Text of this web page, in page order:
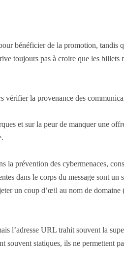
bénéficier de la promotion, tandis
toujours pas à croire que les billets
vérifier la provenance des
et sur la peur de manquer une
la prévention des cybermenaces,
dans le corps du message sont un
un coup d’œil au nom de domaine
l’adresse URL trahit souvent la
statiques, ils ne permettent